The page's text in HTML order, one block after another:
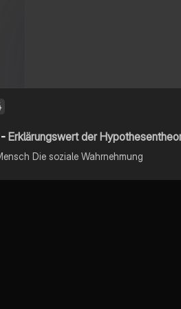
-Erklärungswert der
Die soziale Wahrnehmung